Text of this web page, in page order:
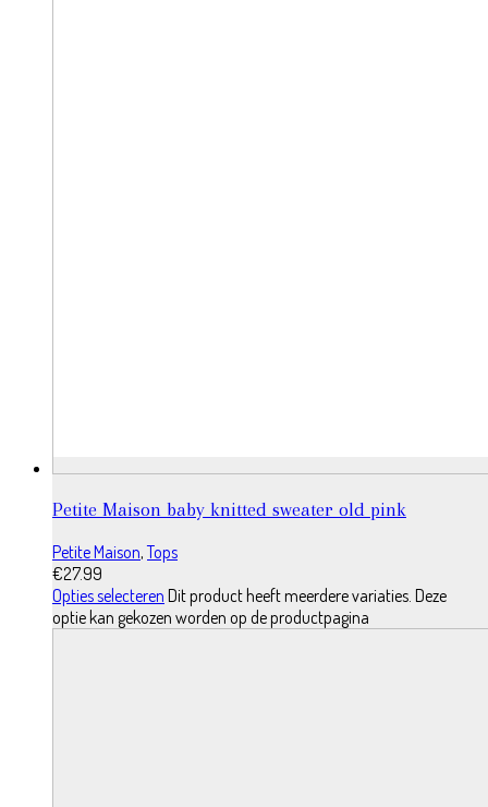
Petite Maison baby knitted sweater old pink
Petite Maison,Tops
€27.99
Opties selecteren Dit product heeft meerdere variaties. Deze
optie kan gekozen worden op de productpagina